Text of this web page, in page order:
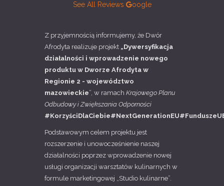
See All Reviews oogle
Z przyjemnością informujemy, że Dwór
Afrodyta realizuje projekt „Dywersyfikacja
działalności i wprowadzenie nowego
produktu w Dworze Afrodyta w
Regionie 2 - województwo
mazowieckie”, w ramach Krajowego Planu
Odbudowy i Zwiększania Odporności
Podstawowym celem projektu jest
rozszerzenie i unowocześnienie naszej
działalności poprzez wprowadzenie nowej
usługi organizacji warsztatów kulinarnych w
formule marketingowej „Studio kulinarne”.